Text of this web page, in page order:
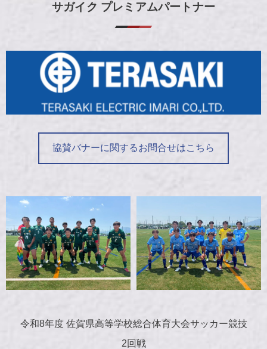
サガイク プレミアムパートナー
協賛バナーに関するお問合せはこちら
令和8年度 佐賀県高等学校総合体育大会サッカー競技
2回戦